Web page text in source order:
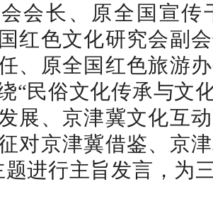
会长、原全国宣传
红色文化研究会副
、原全国红色旅游
“民俗文化传承与文
展、京津冀文化互
对京津冀借鉴、京
题进行主旨发言，为